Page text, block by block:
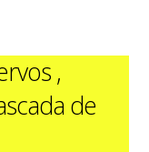
,
de